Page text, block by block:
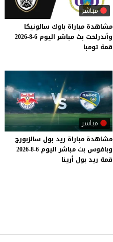
مباشر
مشاهدة مباراة باوك سالونيكا
وأندرلخت بث مباشر اليوم 6-8-2026
قمة تومبا
مباشر
مشاهدة مباراة ريد بول سالزبورج
وبافوس بث مباشر اليوم 6-8-2026
قمة ريد بول أرينا